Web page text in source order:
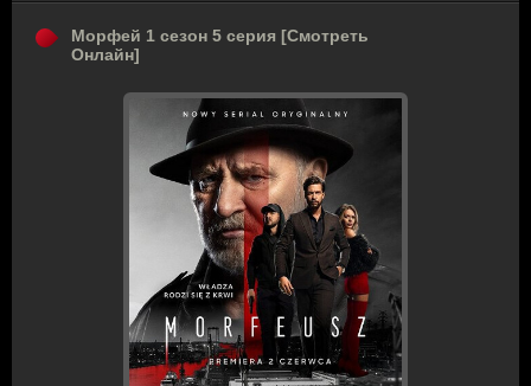
Морфей 1 сезон 5 серия [Смотреть
Онлайн]